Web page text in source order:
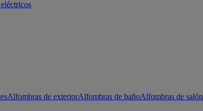
Alfombras de exteriorAlfombras de bañoAlfombras de salón